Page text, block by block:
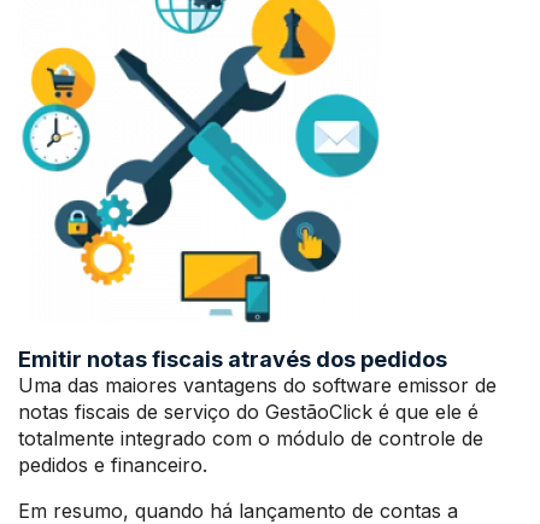
Emitir notas fiscais através dos pedidos
Uma das maiores vantagens do software emissor de
notas fiscais de serviço do GestãoClick é que ele é
totalmente integrado com o módulo de controle de
pedidos e financeiro.
Em resumo, quando há lançamento de contas a